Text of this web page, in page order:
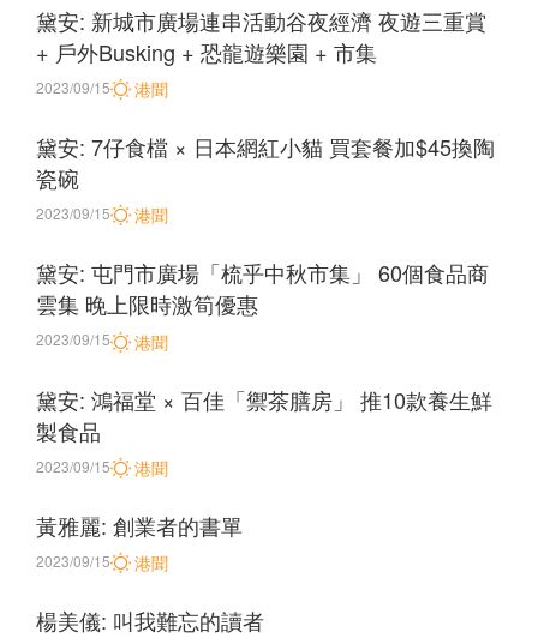
黛安: 新城市廣場連串活動谷夜經濟 夜遊三重賞
+ 戶外Busking + 恐龍遊樂園 + 市集
港聞
2023/09/15
黛安: 7仔食檔 × 日本網紅小貓 買套餐加$45換陶
瓷碗
港聞
2023/09/15
黛安: 屯門市廣場「梳乎中秋市集」 60個食品商
雲集 晚上限時激筍優惠
港聞
2023/09/15
黛安: 鴻福堂 × 百佳「禦茶膳房」 推10款養生鮮
製食品
港聞
2023/09/15
黃雅麗: 創業者的書單
港聞
2023/09/15
楊美儀: 叫我難忘的讀者